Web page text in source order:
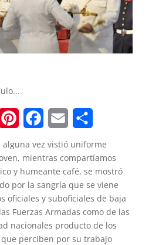
n
e
r
a
c
e
b
o
E
m
a
i
l
h
a
r
e
alguna vez vistió uniforme
mientras compartíamos
y humeante café, se mostró
por la sangría que se viene
oficiales y suboficiales de baja
Fuerzas Armadas como de las
nacionales producto de los
perciben por su trabajo